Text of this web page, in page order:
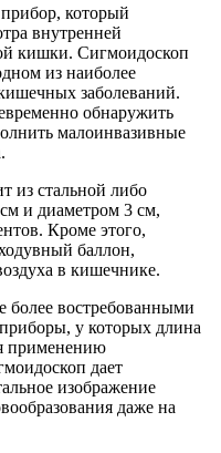
который
внутренней
кишки. Сигмоидоскоп
из наиболее
заболеваний.
обнаружить
малоинвазивные
из стальной либо
и диаметром 3 см,
Кроме этого,
баллон,
в кишечнике.
востребованными
у которых длина
применению
дает
изображение
даже на